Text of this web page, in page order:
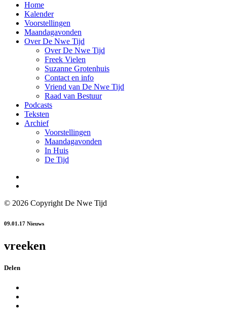
Home
Kalender
Voorstellingen
Maandagavonden
Over De Nwe Tijd
Over De Nwe Tijd
Freek Vielen
Suzanne Grotenhuis
Contact en info
Vriend van De Nwe Tijd
Raad van Bestuur
Podcasts
Teksten
Archief
Voorstellingen
Maandagavonden
In Huis
De Tijd
© 2026 Copyright De Nwe Tijd
09.01.17 Nieuws
vreeken
Delen